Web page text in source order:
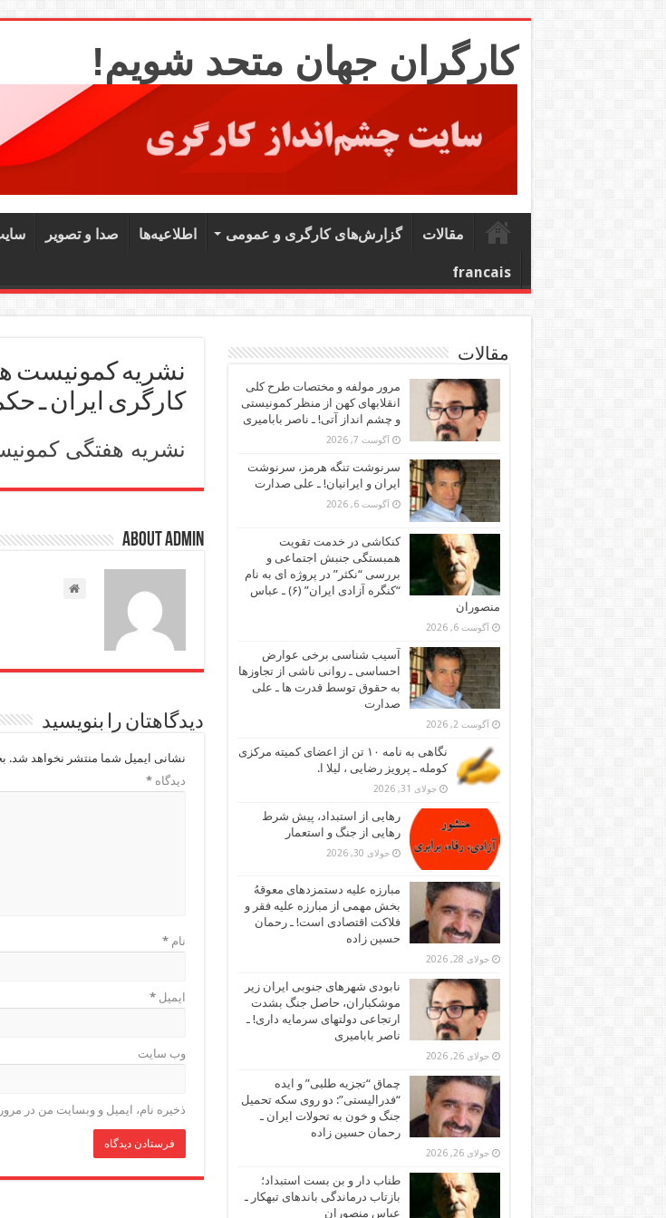
کارگران جهان متحد شویم!
مقالات گزارش‌های کارگری و عمومی اطلاعیه‌ها صدا و تصویر
francais
کارگری ایران ـ
نشریه هفتگی
About admin
دیدگاهتان را بنویسید
نشانی ایمیل شما منتشر نخواهد شد.
دیدگاه*
نام*
ایمیل*
وب‌ سایت
ذخیره نام، ایمیل و وبسایت من در
مقالات
مرور مولفه و مختصات طرح کلی
انقلابهای کهن از منظر کمونیستی
و چشم انداز آتی! ـ ناصر بابامیری
آگوست 7, 2026
سرنوشت تنگه هرمز، سرنوشت
ایران و ایرانیان! ـ علی صدارت
آگوست 6, 2026
کنکاشی در خدمت تقویت
همبستگی جنبش اجتماعی و
بررسی “نکثر” در پروژه ای به نام
“کنگره آزادی ایران” (۶) ـ عباس
منصوران
آگوست 6, 2026
آسیب شناسی برخی عوارض
احساسی ـ روانی ناشی از تجاوزها
به حقوق توسط قدرت ها ـ علی
صدارت
آگوست 2, 2026
نگاهی به نامه ۱۰ تن از اعضای کمیته مرکزی
کومله ـ پرویز رضایی ، لیلا ا.
جولای 31, 2026
رهایی از استبداد، پیش شرط
رهایی از جنگ و استعمار
جولای 30, 2026
مبارزه علیه دستمزدهای معوقهُ
بخش مهمی از مبارزه علیه فقر و
فلاکت اقتصادی است! ـ رحمان
حسین زاده
جولای 28, 2026
نابودی شهرهای جنوبی ایران زیر
موشکباران، حاصل جنگ بشدت
ارتجاعی دولتهای سرمایه داری! ـ
ناصر بابامیری
جولای 26, 2026
چماق “تجزیه طلبی” و ایده
“فدرالیستی”: دو روی سکه تحمیل
جنگ و خون به تحولات ایران ـ
رحمان حسین زاده
جولای 26, 2026
طناب دار و بن بست استبداد؛
بازتاب درماندگی باندهای تبهکار ـ
عباس منصوران